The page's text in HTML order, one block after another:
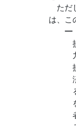
ただ
は、こ
一